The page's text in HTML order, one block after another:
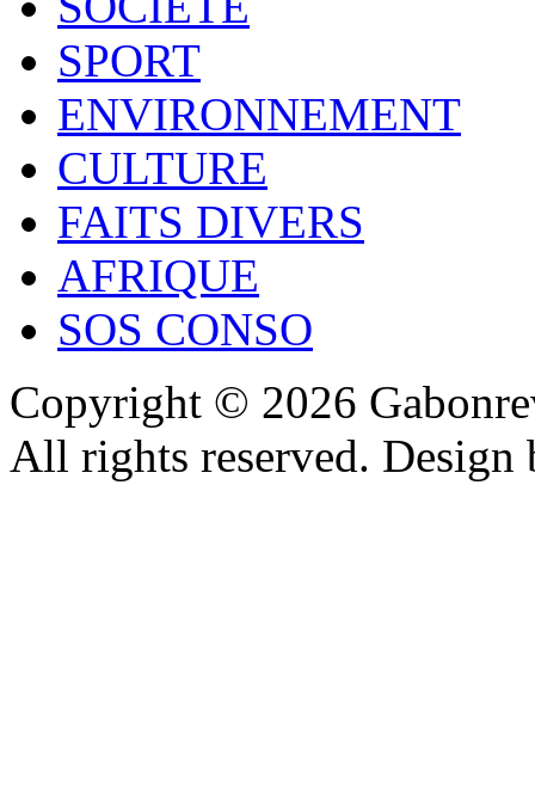
SPORT
ENVIRONNEMENT
CULTURE
FAITS DIVERS
AFRIQUE
SOS CONSO
Copyright © 2026
All rights reserved.